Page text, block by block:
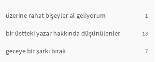
üzerine rahat bişeyler al geliyorum 1
bir üstteki yazar hakkında düşünülenler 13
geceye bir şarkı bırak 7